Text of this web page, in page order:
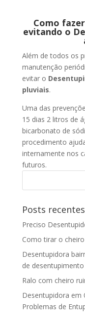
Como
evitando o
Além de todos os
manutenção
evitar o
pluviais.
Uma das
15 dias 2 litros de
bicarbonato de
procedimento
internamente nos
futuros.
Posts recentes
Preciso
Como tirar o
Desentupidora
de desentupimento
Ralo com cheiro
Desentupidora em
Problemas de